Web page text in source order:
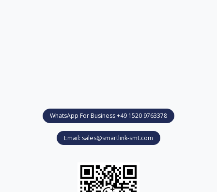
WhatsApp For Business +49 1520 9763378
Email: sales@smartlink-smt.com